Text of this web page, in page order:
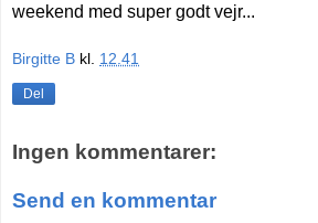
weekend med super godt vejr...
Birgitte B kl. 12.41
Del
Ingen kommentarer:
Send en kommentar